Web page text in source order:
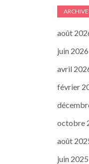
août
juin 2026
avril
février
octobre
août
juin 2025